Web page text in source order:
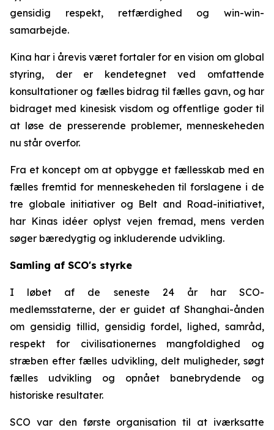
gensidig respekt, retfærdighed og win-win-
samarbejde.
Kina har i årevis været fortaler for en vision om global
styring, der er kendetegnet ved omfattende
konsultationer og fælles bidrag til fælles gavn, og har
bidraget med kinesisk visdom og offentlige goder til
at løse de presserende problemer, menneskeheden
nu står overfor.
Fra et koncept om at opbygge et fællesskab med en
fælles fremtid for menneskeheden til forslagene i de
tre globale initiativer og Belt and Road-initiativet,
har Kinas idéer oplyst vejen fremad, mens verden
søger bæredygtig og inkluderende udvikling.
Samling af SCO's styrke
I løbet af de seneste 24 år har SCO-
medlemsstaterne, der er guidet af Shanghai-ånden
om gensidig tillid, gensidig fordel, lighed, samråd,
respekt for civilisationernes mangfoldighed og
stræben efter fælles udvikling, delt muligheder, søgt
fælles udvikling og opnået banebrydende og
historiske resultater.
SCO var den første organisation til at iværksatte